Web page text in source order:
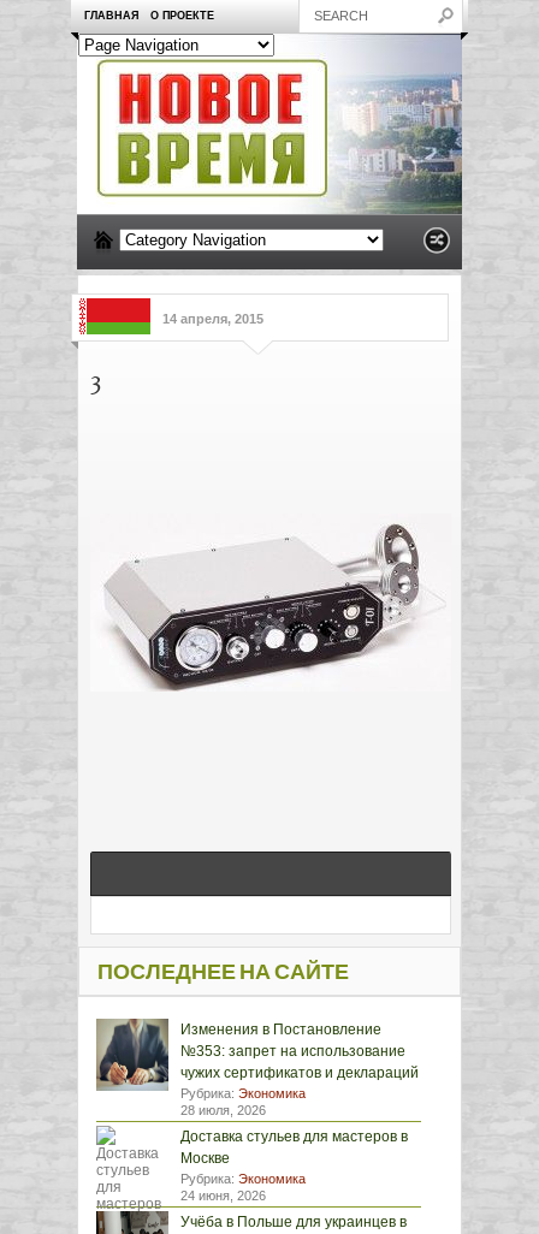
ГЛАВНАЯ О ПРОЕКТЕ
14 апреля, 2015
3
ПОСЛЕДНЕЕ НА САЙТЕ
Изменения в Постановление
№353: запрет на использование
чужих сертификатов и деклараций
Рубрика: Экономика
28 июля, 2026
Доставка стульев для мастеров в
Москве
Рубрика: Экономика
24 июня, 2026
Учёба в Польше для украинцев в